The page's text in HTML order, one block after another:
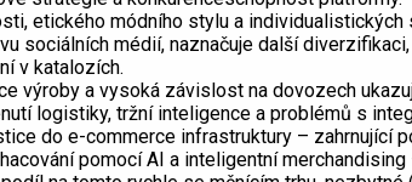
etického módního stylu a
sociálních médií, naznačuje další
v katalozích.
výroby a vysoká závislost na dovozech
logistiky, tržní inteligence a problémů s
do e-commerce infrastruktury – zahrnující
pomocí AI a inteligentní